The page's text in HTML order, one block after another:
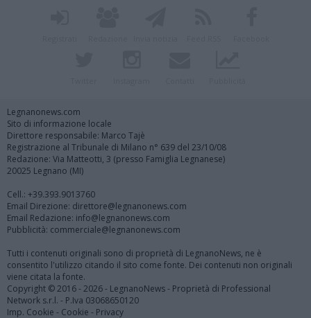
Legnanonews.com
Sito di informazione locale
Direttore responsabile: Marco Tajè
Registrazione al Tribunale di Milano n° 639 del 23/10/08
Redazione: Via Matteotti, 3 (presso Famiglia Legnanese)
20025 Legnano (MI)
Cell.: +39.393.9013760
Email Direzione: direttore@legnanonews.com
Email Redazione: info@legnanonews.com
Pubblicità: commerciale@legnanonews.com
Tutti i contenuti originali sono di proprietà di LegnanoNews, ne è
consentito l'utilizzo citando il sito come fonte. Dei contenuti non originali
viene citata la fonte.
Copyright © 2016 - 2026 - LegnanoNews - Proprietà di Professional
Network s.r.l. - P.Iva 03068650120
Imp. Cookie - Cookie - Privacy